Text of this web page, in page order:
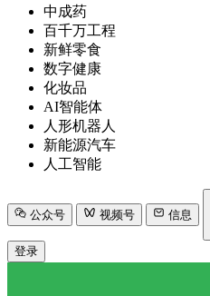
中成药
百千万工程
新鲜零食
数字健康
化妆品
AI智能体
人形机器人
新能源汽车
人工智能
公众号 视频号
信息
登录